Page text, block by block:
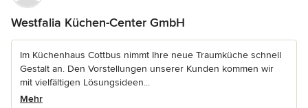
Westfalia Küchen-Center GmbH
Im Küchenhaus Cottbus nimmt Ihre neue Traumküche schnell
Gestalt an. Den Vorstellungen unserer Kunden kommen wir
mit vielfältigen Lösungsideen...
Mehr